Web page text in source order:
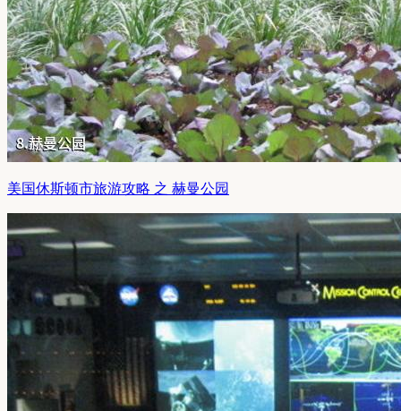
美国休斯顿市旅游攻略 之 赫曼公园